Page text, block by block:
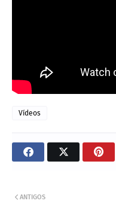
Vídeos
ANTIGOS